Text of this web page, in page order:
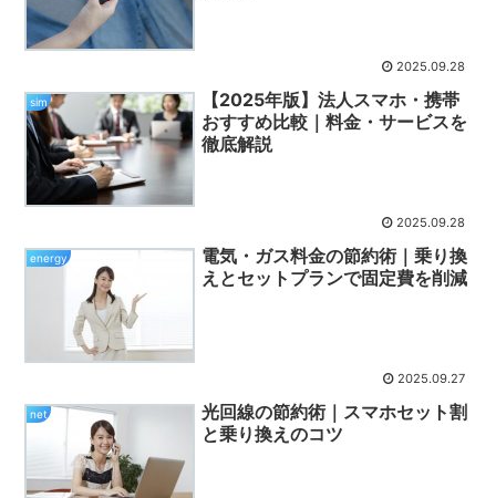
2025.09.28
sim
【2025年版】法人スマホ・携帯
おすすめ比較｜料金・サービスを
徹底解説
2025.09.28
energy
電気・ガス料金の節約術｜乗り換
えとセットプランで固定費を削減
2025.09.27
net
光回線の節約術｜スマホセット割
と乗り換えのコツ